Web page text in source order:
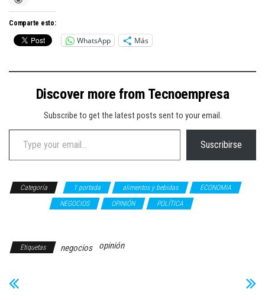
Comparte esto:
WhatsApp Más
Discover more from Tecnoempresa
Subscribe to get the latest posts sent to your email.
Type your email…
Suscribirse
Categoría 1 portada alimentos y bebidas
ECONOMIA
NEGOCIOS OPINIÓN POLÍTICA
Etiquetas negocios opinión